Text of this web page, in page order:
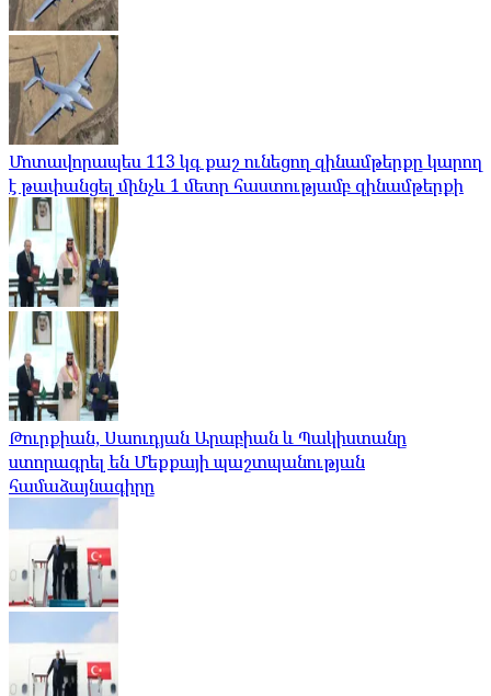
Մոտավորապես 113 կգ քաշ ունեցող զինամթերքը կարող
է թափանցել մինչև 1 մետր հաստությամբ զինամթերքի
Թուրքիան, Սաուդյան Արաբիան և Պակիստանը
ստորագրել են Մեքքայի պաշտպանության
համաձայնագիրը